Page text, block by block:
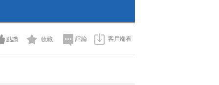
说蔡襄
2017-05-31 13:48:25
国宝传奇（8）雪江归棹
點讚 收藏 評論 客戶端看